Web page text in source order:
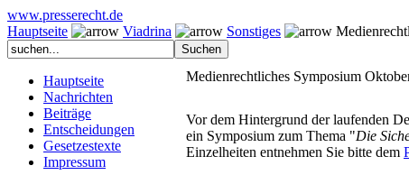
www.presserecht.de
Hauptseite
Viadrina Sonstiges
Hauptseite
Nachrichten
Beiträge
Entscheidungen
Gesetzestexte
Impressum
Medienrechtliches Symposium
Vor dem Hintergrund der laufenden
ein Symposium zum Thema "Die
Einzelheiten entnehmen Sie bitte dem